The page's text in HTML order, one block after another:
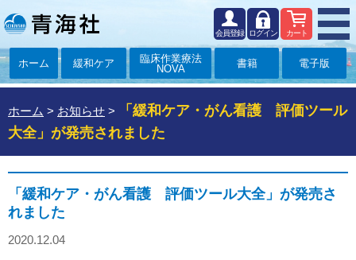
カート
ログイン
会員登録
ホーム 緩和ケア
臨床作業療法
NOVA
書籍 電子版
ホーム > お知らせ >
「緩和ケア・がん看護 評価ツール
大全」が発売されました
「緩和ケア・がん看護 評価ツール大全」が発売さ
れました
2020.12.04